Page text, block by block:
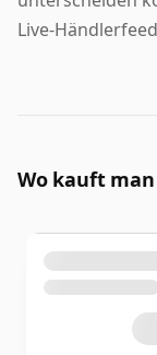
Live-
Wo kauft